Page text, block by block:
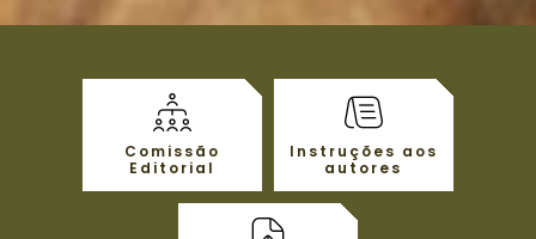
Comissão
Editorial
Instruções aos
autores